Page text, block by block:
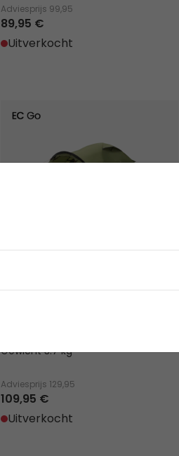
Adviesprijs 99,95
89,95 €
Uitverkocht
voortent met uitneembaar grondzeil,
Gewicht 3.7 kg
Adviesprijs 129,95
109,95 €
Uitverkocht